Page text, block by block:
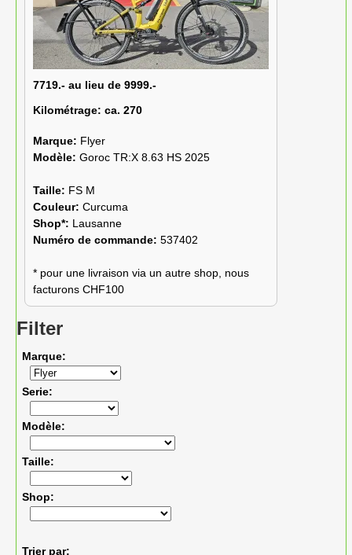
7719.- au lieu de 9999.-
Kilométrage: ca. 270
Marque: Flyer
Modèle: Goroc TR:X 8.63 HS 2025
Taille: FS M
Couleur: Curcuma
Shop*: Lausanne
Numéro de commande: 537402
* pour une livraison via un autre shop, nous
facturons CHF100
Filter
Marque
Serie
Modèle
Taille
Shop
Trier par